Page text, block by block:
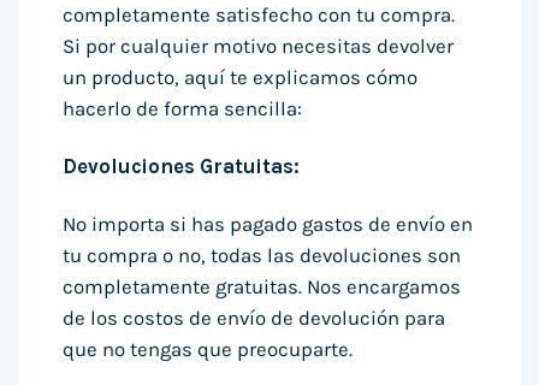
completamente satisfecho con tu compra.
Si por cualquier motivo necesitas devolver
un producto, aquí te explicamos cómo
hacerlo de forma sencilla:
Devoluciones Gratuitas:
No importa si has pagado gastos de envío en
tu compra o no, todas las devoluciones son
completamente gratuitas. Nos encargamos
de los costos de envío de devolución para
que no tengas que preocuparte.